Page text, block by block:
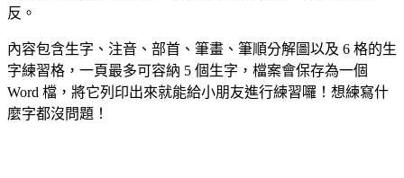
反。
內容包含生字、注音、部首、筆畫、筆順分解圖以及 6 格的生
字練習格，一頁最多可容納 5 個生字，檔案會保存為一個
Word 檔，將它列印出來就能給小朋友進行練習囉！想練寫什
麼字都沒問題！